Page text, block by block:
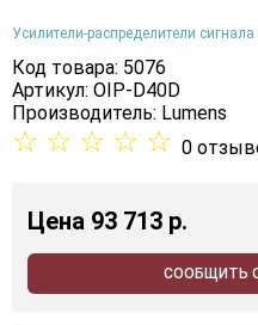
Усилители-распределители сигнала
Код товара: 5076
Артикул: OIP-D40D
Производитель: Lumens
☆ ☆ ☆ ☆ ☆ 0
Цена 93 713 p.
СООБЩИТЬ